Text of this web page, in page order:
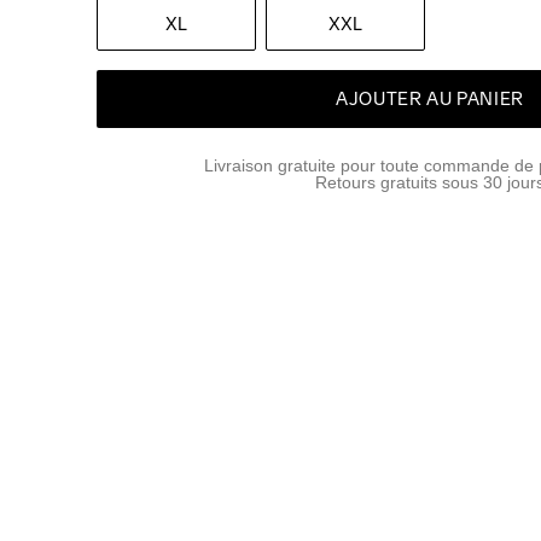
XL XXL
AJOUTER AU PANIER
Livraison gratuite pour toute commande de
Retours gratuits sous 30